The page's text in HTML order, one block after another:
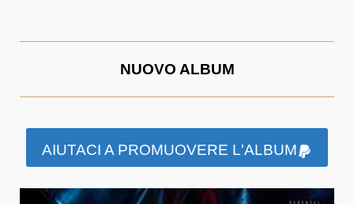
NUOVO ALBUM
AIUTACI A PROMUOVERE L'ALBUM